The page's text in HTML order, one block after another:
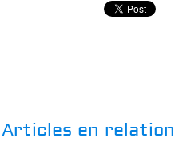
Articles en relation